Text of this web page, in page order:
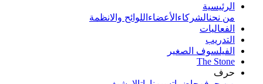
الرئيسية
من نحنالشركاء الأعضاء اللوائح والانظمة
الفعاليات
التدريب
الفيلسوف الصغير
The Stone
حرف